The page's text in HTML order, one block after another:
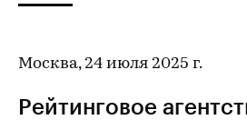
Москва, 24 июля 2025 г.
Рейтинговое